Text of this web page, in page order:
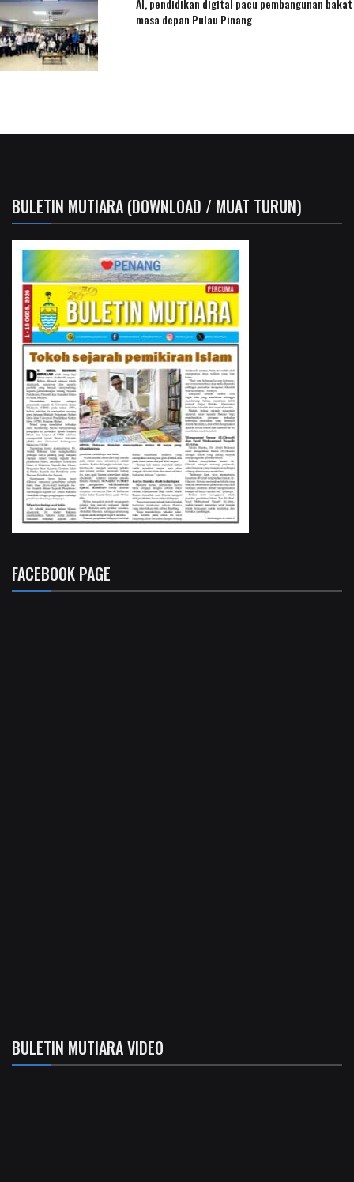
masa depan Pulau Pinang
BULETIN MUTIARA (DOWNLOAD / MUAT TURUN)
FACEBOOK PAGE
BULETIN MUTIARA VIDEO